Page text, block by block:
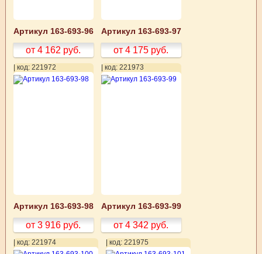
Артикул 163-693-96
от 4 162 руб.
Артикул 163-693-97
от 4 175 руб.
| код: 221972
Артикул 163-693-98
от 3 916 руб.
| код: 221973
Артикул 163-693-99
от 4 342 руб.
| код: 221974 | код: 221975